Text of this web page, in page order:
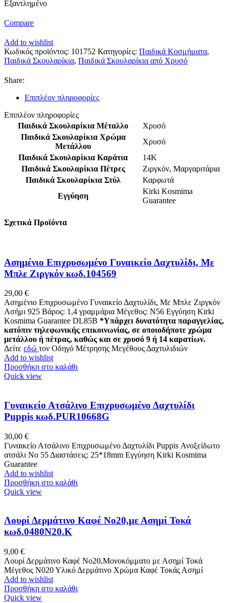
Εξαντλημένο
Compare
Add to wishlist
Κωδικός προϊόντος: 101752 Κατηγορίες: Παιδικά Κοσμήματα,
Παιδικά Σκουλαρίκια, Παιδικά Σκουλαρίκια από Χρυσό
Share:
Επιπλέον πληροφορίες
Επιπλέον πληροφορίες
Παιδικά Σκουλαρίκια Μέταλλο
Χρυσό
Παιδικά Σκουλαρίκια Χρώμα
Μετάλλου
Χρυσό
Παιδικά Σκουλαρίκια Καράτια
14K
Παιδικά Σκουλαρίκια Πέτρες
Ζιργκόν, Μαργαριτάρια
Παιδικά Σκουλαρίκια Στύλ
Καρφωτά
Εγγύηση
Kirki Kosmima
Guarantee
Σχετικά Προϊόντα
Ασημένιο Επιχρυσωμένο Γυναικείο Δαχτυλίδι, Με
Μπλε Ζιργκόν κωδ.104569
29,00 €
Ασημένιο Επιχρυσωμένο Γυναικείο Δαχτυλίδι, Με Μπλε Ζιργκόν
Ασήμι 925 Βάρος: 1,4 γραμμάρια Μέγεθος: N56 Εγγύηση Kirki
Kosmima Guarantee DL85Β *Υπάρχει δυνατότητα παραγγελίας,
κατόπιν τηλεφωνικής επικοινωνίας, σε οποιοδήποτε χρώμα
μετάλλου ή πέτρας, καθώς και σε χρυσό 9 ή 14 καρατίων.
Δείτε εδώ τον Οδηγό Μέτρησης Μεγέθους Δαχτυλιδιών
Add to wishlist
Προσθήκη στο καλάθι
Quick view
Γυναικείο Ατσάλινο Επιχρυσωμένο Δαχτυλίδι
Puppis κωδ.PUR10668G
30,00 €
Γυναικείο Ατσάλινο Επιχρυσωμένο Δαχτυλίδι Puppis Ανοξείδωτο
ατσάλι Νο 55 Διαστάσεις: 25*18mm Εγγύηση Kirki Kosmima
Guarantee
Add to wishlist
Προσθήκη στο καλάθι
Quick view
Λουρί Δερμάτινο Καφέ Nο20,με Ασημί Τοκά
κωδ.0480Ν20.Κ
9,00 €
Λουρί Δερμάτινο Καφέ No20,Μονοκόμματο με Ασημί Τοκά
Μέγεθος Ν020 Υλικό Δερμάτινο Χρώμα Καφέ Τοκάς Ασημί
Add to wishlist
Προσθήκη στο καλάθι
Quick view